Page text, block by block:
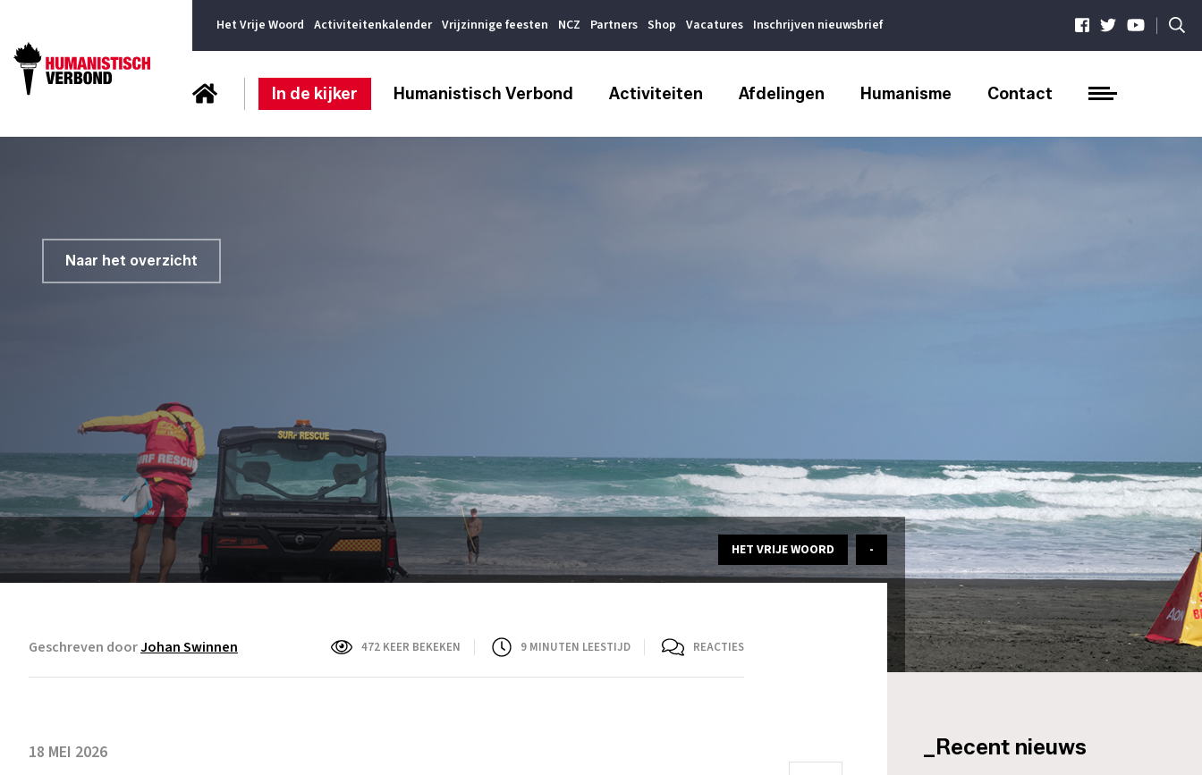
Het Vrije Woord Activiteitenkalender Vrijzinnige feesten NCZ Partners Shop Vacatures Inschrijven nieuwsbrief |
In de kijker Humanistisch Verbond Activiteiten Afdelingen Humanisme Contact
Naar het overzicht
HET VRIJE WOORD -
Geschreven doorJohan Swinnen 472 KEER BEKEKEN 9 MINUTEN LEESTIJD REACTIES
18 MEI 2026 _Recent nieuws